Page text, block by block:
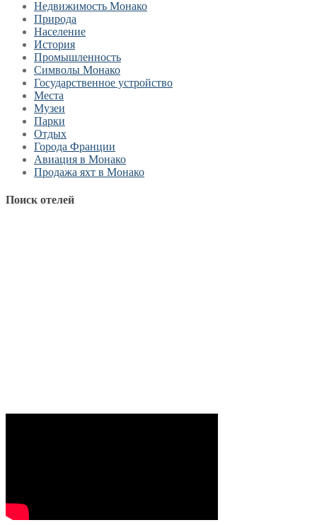
Недвижимость Монако
Природа
Население
История
Промышленность
Символы Монако
Государственное устройство
Места
Музеи
Парки
Отдых
Города Франции
Авиация в Монако
Продажа яхт в Монако
Поиск отелей